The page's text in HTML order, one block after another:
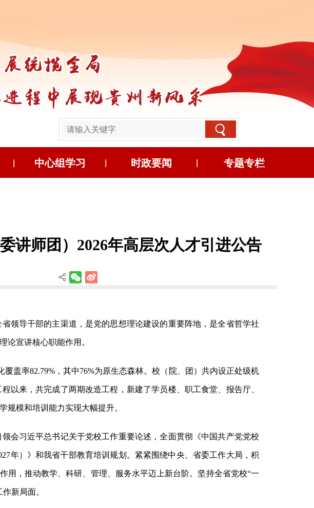
| 中心组学习 | 时政要闻 | 专题专栏
讲师团）2026年高层次人才引进公告
领导干部的主渠道，是党的思想理论建设的重要阵地，是全省哲学社
论宣讲核心职能作用。
盖率82.79%，其中76%为原生态森林。校（院、团）共内设正处级机
以来，共完成了两期改造工程，新建了学员楼、职工食堂、报告厅、
规模和培训能力实现大幅提升。
会习近平总书记关于党校工作重要论述，全面贯彻《中国共产党党校
年）》和我省干部教育培训规划。紧紧围绕中央、省委工作大局，积
用，推动教学、科研、管理、服务水平迈上新台阶。坚持全省党校“一
新局面。